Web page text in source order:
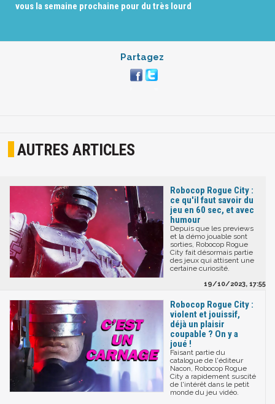
vous la semaine prochaine pour du très lourd
Partagez
AUTRES ARTICLES
Robocop Rogue City :
ce qu'il faut savoir du
jeu en 60 sec, et avec
humour
Depuis que les previews
et la démo jouable sont
sorties, Robocop Rogue
City fait désormais partie
des jeux qui attisent une
certaine curiosité.
19/10/2023, 17:55
Robocop Rogue City :
violent et jouissif,
déjà un plaisir
coupable ? On y a
joué !
Faisant partie du
catalogue de l'éditeur
Nacon, Robocop Rogue
City a rapidement suscité
de l'intérêt dans le petit
monde du jeu vidéo.